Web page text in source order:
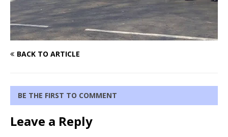
BACK TO ARTICLE
BE THE FIRST TO COMMENT
Leave a Reply